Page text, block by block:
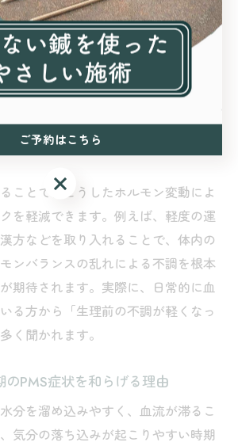
変動と血流改善の関係性
モンバランスの変動は、女性の身体
します。特に黄体期にはプロゲステ
が収縮しやすくなることで血流が悪
怠感の原因の一つと考えられていま
ことで、こうしたホルモン変動によ
を軽減できます。例えば、軽度の運
方などを取り入れることで、体内の
ンバランスの乱れによる不調を根本
期待されます。実際に、日常的に血
る方から「生理前の不調が軽くなっ
く聞かれます。
PMS症状を和らげる理由
分を溜め込みやすく、血流が滞るこ
気分の落ち込みが起こりやすい時期
ご予約はこちら
ご予約はこちら